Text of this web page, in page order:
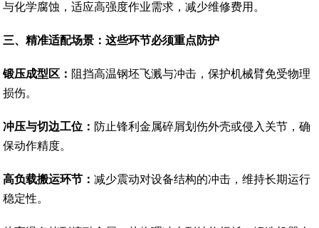
与化学腐蚀，适应高强度作业需求，减少维修费用。
三、精准适配场景：这些环节必须重点防护
锻压成型区： 阻挡高温钢坯飞溅与冲击，保护机械臂免受物理
损伤。
冲压与切边工位： 防止锋利金属碎屑划伤外壳或侵入关节，确
保动作精度。
高负载搬运环节：减少震动对设备结构的冲击，维持长期运行
稳定性。